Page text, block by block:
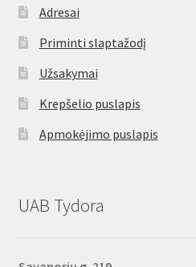
Adresai
Priminti slaptažodį
Užsakymai
Krepšelio puslapis
Apmokėjimo puslapis
UAB Tydora